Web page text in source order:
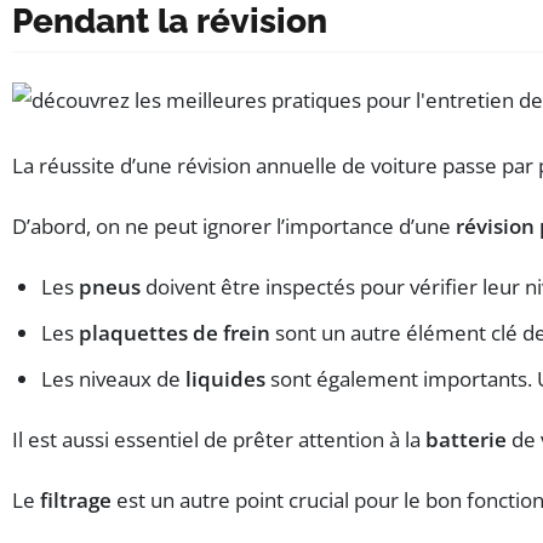
Pendant la révision
La réussite d’une révision annuelle de voiture passe
D’abord, on ne peut ignorer l’importance d’une révision
Les pneus doivent être inspectés pour vérifier leur
Les plaquettes de frein sont un autre élément clé
Les niveaux de liquidessont également importants.
Il est aussi essentiel de prêter attention à la batterie de
Le filtrage est un autre point crucial pour le bon